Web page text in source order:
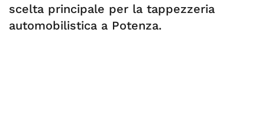
scelta principale per la tappezzeria
automobilistica a Potenza.